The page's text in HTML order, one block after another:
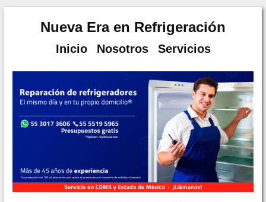
Nueva Era en Refrigeración
Inicio Nosotros Servicios